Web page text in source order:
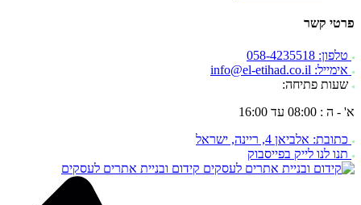
פרטי קשר
טלפון: 058-4235518
אימייל: info@el-etihad.co.il
שעות פתיחה:
א' - ה : 08:00 עד 16:00
כתובת: אלביאן 4, ריינה, ישראל
תנו לנו לייק בפייסבוק
קידום ובניית אתרים לעסקים